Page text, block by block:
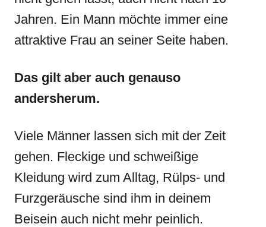
Jahren. Ein Mann möchte immer eine
attraktive Frau an seiner Seite haben.
Das gilt aber auch genauso
andersherum.
Viele Männer lassen sich mit der Zeit
gehen. Fleckige und schweißige
Kleidung wird zum Alltag, Rülps- und
Furzgeräusche sind ihm in deinem
Beisein auch nicht mehr peinlich.